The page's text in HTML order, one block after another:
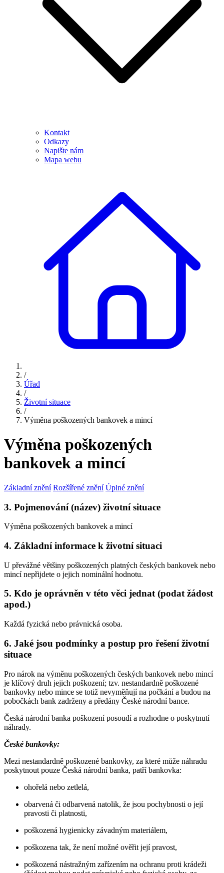
Kontakt
Odkazy
Napište nám
Mapa webu
/
Úřad
/
Životní situace
/
Výměna poškozených bankovek a mincí
Výměna poškozených
bankovek a mincí
Základní znění Rozšířené znění Úplné znění
3. Pojmenování (název) životní situace
Výměna poškozených bankovek a mincí
4. Základní informace k životní situaci
U převážné většiny poškozených platných českých bankovek nebo
mincí nepřijdete o jejich nominální hodnotu.
5. Kdo je oprávněn v této věci jednat (podat žádost
apod.)
Každá fyzická nebo právnická osoba.
6. Jaké jsou podmínky a postup pro řešení životní
situace
Pro nárok na výměnu poškozených českých bankovek nebo mincí
je klíčový druh jejich poškození; tzv. nestandardně poškozené
bankovky nebo mince se totiž nevyměňují na počkání a budou na
pobočkách bank zadrženy a předány České národní bance.
Česká národní banka poškození posoudí a rozhodne o poskytnutí
náhrady.
České bankovky:
Mezi nestandardně poškozené bankovky, za které může náhradu
poskytnout pouze Česká národní banka, patří bankovka:
ohořelá nebo zetlelá,
obarvená či odbarvená natolik, že jsou pochybnosti o její
pravosti či platnosti,
poškozená hygienicky závadným materiálem,
poškozena tak, že není možné ověřit její pravost,
poškozená nástražným zařízením na ochranu proti krádeži